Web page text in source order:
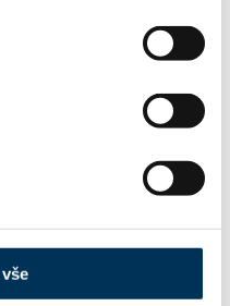
kancelář, s.r.o.